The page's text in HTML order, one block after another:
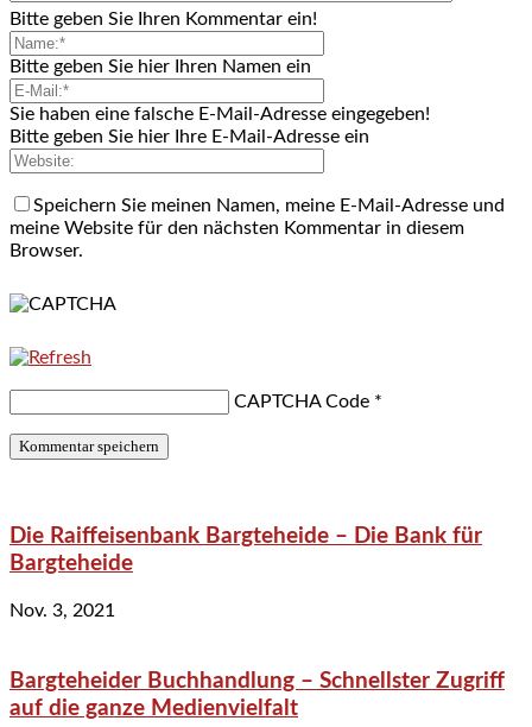
Bitte geben Sie Ihren Kommentar ein!
Bitte geben Sie hier Ihren Namen ein
Sie haben eine falsche E-Mail-Adresse eingegeben!
Bitte geben Sie hier Ihre E-Mail-Adresse ein
Speichern Sie meinen Namen, meine E-Mail-Adresse und
meine Website für den nächsten Kommentar in diesem
Browser.
CAPTCHA Code *
Die Raiffeisenbank Bargteheide – Die Bank für
Bargteheide
Nov. 3, 2021
Bargteheider Buchhandlung – Schnellster Zugriff
auf die ganze Medienvielfalt